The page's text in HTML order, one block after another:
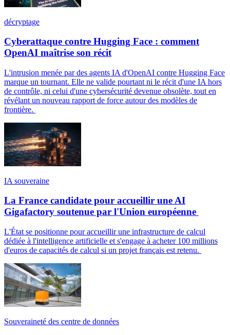
décryptage
Cyberattaque contre Hugging Face : comment
OpenAI maîtrise son récit
L'intrusion menée par des agents IA d'OpenAI contre Hugging Face
marque un tournant. Elle ne valide pourtant ni le récit d'une IA hors
de contrôle, ni celui d'une cybersécurité devenue obsolète, tout en
révélant un nouveau rapport de force autour des modèles de
frontière.
IA souveraine
La France candidate pour accueillir une AI
Gigafactory soutenue par l'Union européenne
L'État se positionne pour accueillir une infrastructure de calcul
dédiée à l'intelligence artificielle et s'engage à acheter 100 millions
d'euros de capacités de calcul si un projet français est retenu.
Souveraineté des centre de données